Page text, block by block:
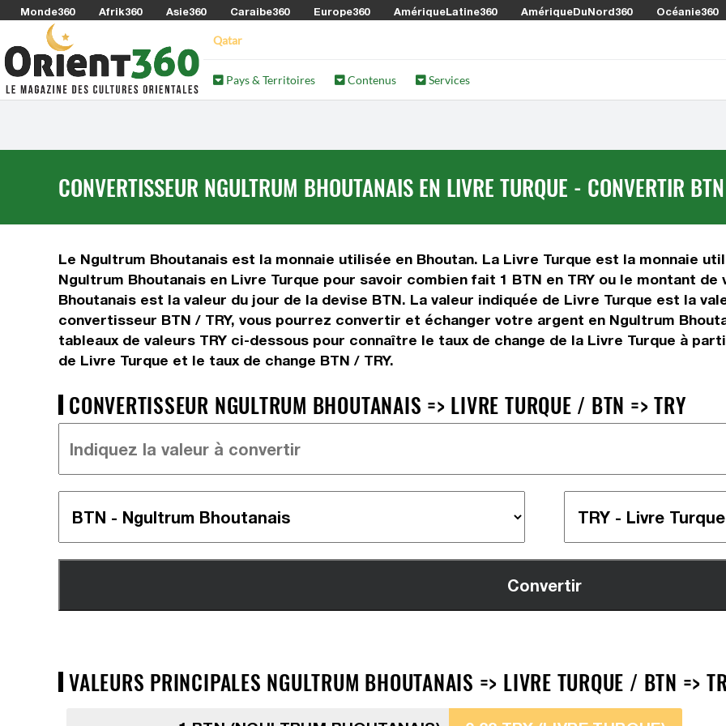
Monde360 Afrik360 Asie360 Caraibe360 Europe360 AmériqueLatine360 AmériqueDuNord360 Océanie360
Qatar
Pays & Territoires Contenus Services
CONVERTISSEUR NGULTRUM BHOUTANAIS EN LIVRE TURQUE - CONVERTIR
Le Ngultrum Bhoutanais est la monnaie utilisée en Bhoutan. La Livre Turque est la monnaie
Ngultrum Bhoutanais en Livre Turque pour savoir combien fait 1 BTN en TRY ou le montant
Bhoutanais est la valeur du jour de la devise BTN. La valeur indiquée de Livre Turque est la
convertisseur BTN / TRY, vous pourrez convertir et échanger votre argent en Ngultrum
tableaux de valeurs TRY ci-dessous pour connaître le taux de change de la Livre Turque à
de Livre Turque et le taux de change BTN / TRY.
CONVERTISSEUR NGULTRUM BHOUTANAIS => LIVRE TURQUE / BTN => TRY
VALEURS PRINCIPALES NGULTRUM BHOUTANAIS => LIVRE TURQUE / BTN =>